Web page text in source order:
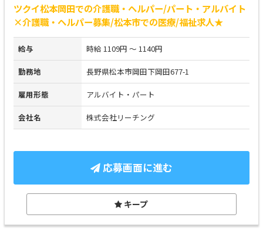
ツクイ松本岡田での介護職・ヘルパー/パート・アルバイト
×介護職・ヘルパー募集/松本市での医療/福祉求人★
給与 時給 1109円 ～ 1140円
勤務地 長野県松本市岡田下岡田677-1
雇用形態 アルバイト・パート
会社名 株式会社リーチング
応募画面に進む
キープ